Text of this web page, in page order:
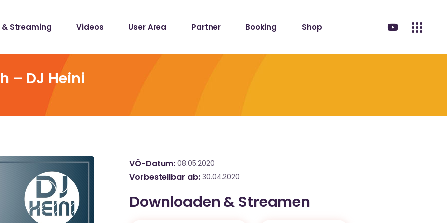
& Streaming Videos User Area Partner Booking Shop
– DJ Heini
VÖ-Datum 08.05.2020
Vorbestellbar ab 30.04.2020
Downloaden & Streamen